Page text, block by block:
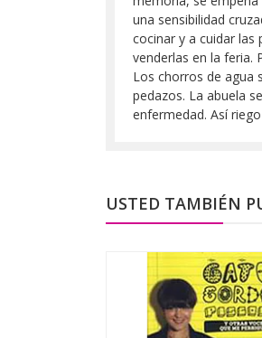
una sensibilidad
cocinar y a cuidar las
venderlas en la feria.
Los chorros de agua
pedazos. La abuela
enfermedad. Así
USTED TAMBIÉN